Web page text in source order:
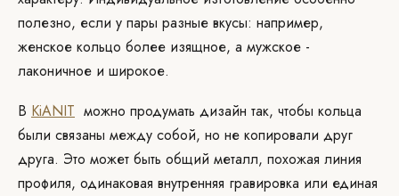
полезно, если у пары разные вкусы: например,
женское кольцо более изящное, а мужское -
лаконичное и широкое.
В KiANIT можно продумать дизайн так, чтобы кольца
были связаны между собой, но не копировали друг
друга. Это может быть общий металл, похожая линия
профиля, одинаковая внутренняя гравировка или единая